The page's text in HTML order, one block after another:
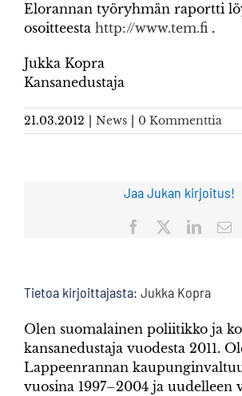
Elorannan työryhmän raportti
osoitteesta http://www.tem.fi .
Jukka Kopra
Kansanedustaja
21.03.2012 News 0 Kommenttia
Jaa Jukan kirjoitus!
Facebook
Tietoa kirjoittajasta: Jukka Kopra
Olen suomalainen poliitikko ja
kansanedustaja vuodesta 2011.
Lappeenrannan
vuosina 1997–2004 ja uudelleen